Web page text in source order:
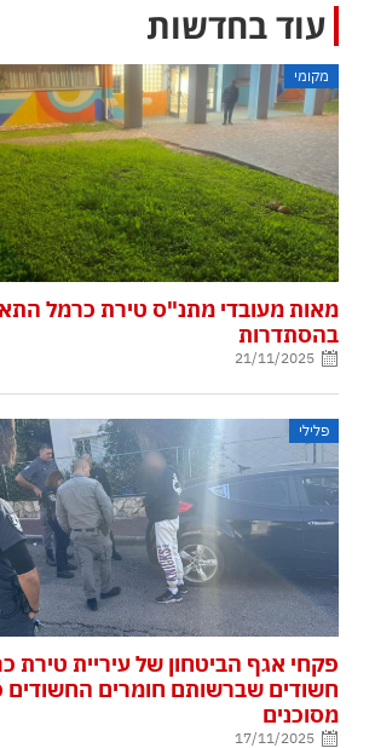
עוד בחדשות
מקומי
מאות מעובדי מתנ"ס טירת כרמל
בהסתדרות
21/11/2025
פלילי
פקחי אגף הביטחון של עיריית טירת
חשודים שברשותם חומרים החשודים
מסוכנים
17/11/2025